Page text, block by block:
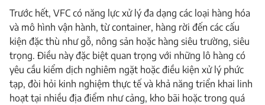
Trước hết, VFC có năng lực xử lý đa dạng các loại hàng hóa
và mô hình vận hành, từ container, hàng rời đến các cấu
kiện đặc thù như gỗ, nông sản hoặc hàng siêu trường, siêu
trọng. Điều này đặc biệt quan trọng với những lô hàng có
yêu cầu kiểm dịch nghiêm ngặt hoặc điều kiện xử lý phức
tạp, đòi hỏi kinh nghiệm thực tế và khả năng triển khai linh
hoạt tại nhiều địa điểm như cảng, kho bãi hoặc trong quá